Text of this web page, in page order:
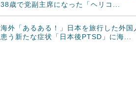
38歳で党副主席になった「ヘリコ...
海外「あるある！」日本を旅行した外国
患う新たな症状「日本後PTSD」に海...